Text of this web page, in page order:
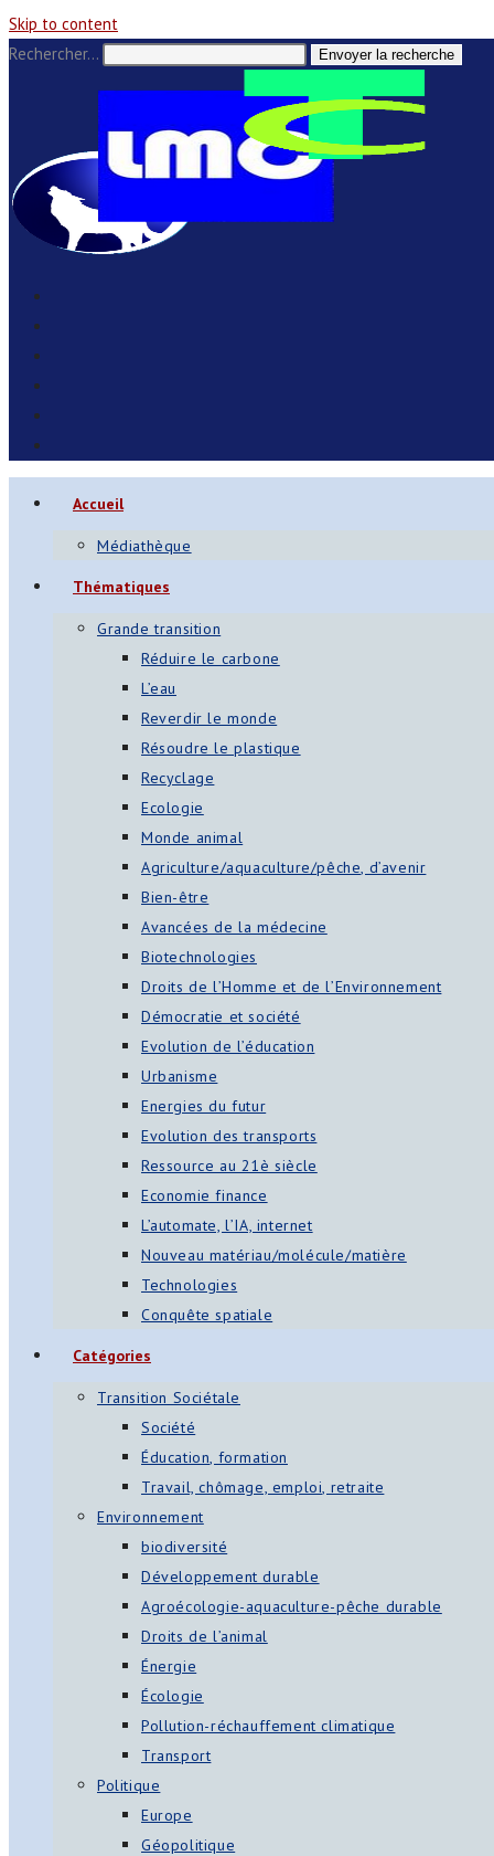
Skip to content
Rechercher…
Envoyer la recherche
Accueil
Médiathèque
Thématiques
Grande transition
Réduire le carbone
L’eau
Reverdir le monde
Résoudre le plastique
Recyclage
Ecologie
Monde animal
Agriculture/aquaculture/pêche, d’avenir
Bien-être
Avancées de la médecine
Biotechnologies
Droits de l’Homme et de l’Environnement
Démocratie et société
Evolution de l’éducation
Urbanisme
Energies du futur
Evolution des transports
Ressource au 21è siècle
Economie finance
L’automate, l’IA, internet
Nouveau matériau/molécule/matière
Technologies
Conquête spatiale
Catégories
Transition Sociétale
Société
Éducation, formation
Travail, chômage, emploi, retraite
Environnement
biodiversité
Développement durable
Agroécologie-aquaculture-pêche durable
Droits de l’animal
Énergie
Écologie
Pollution-réchauffement climatique
Transport
Politique
Europe
Géopolitique